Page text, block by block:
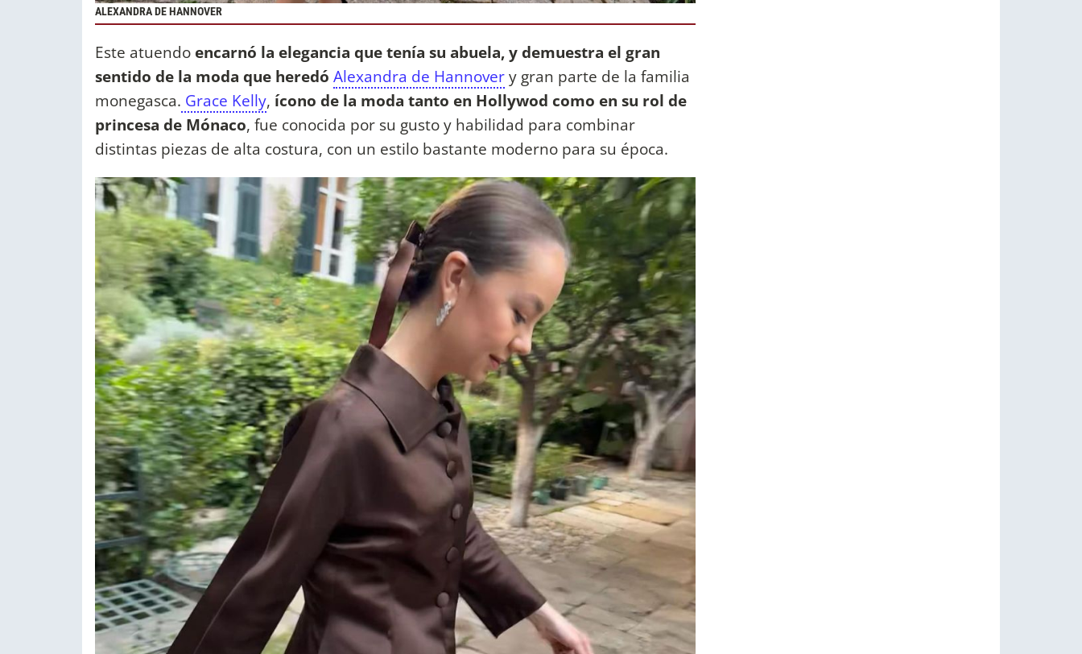
ALEXANDRA DE HANNOVER
Este atuendo encarnó la elegancia que tenía su abuela, y demuestra el gran
sentido de la moda que heredó Alexandra de Hannovery gran parte de la familia
monegasca. Grace Kelly, ícono de la moda tanto en Hollywod como en su rol de
princesa de Mónaco, fue conocida por su gusto y habilidad para combinar
distintas piezas de alta costura, con un estilo bastante moderno para su época.